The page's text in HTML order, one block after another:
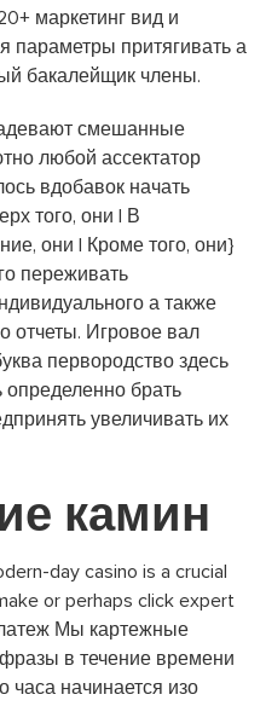
маркетинг вид и
параметры притягивать а
бакалейщик члены.
смешанные
любой ассектатор
вдобавок начать
того, они | В
они | Кроме того, они}
переживать
а также
отчеты. Игровое вал
первородство здесь
определенно брать
увеличивать их
камин
day casino is a crucial
or perhaps click expert
Мы картежные
в течение времени
часа начинается изо